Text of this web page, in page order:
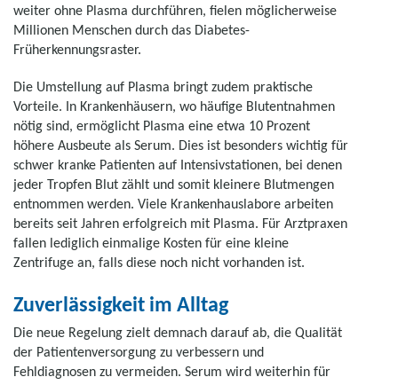
weiter ohne Plasma durchführen, fielen möglicherweise
Millionen Menschen durch das Diabetes-
Früherkennungsraster.
Die Umstellung auf Plasma bringt zudem praktische
Vorteile. In Krankenhäusern, wo häufige Blutentnahmen
nötig sind, ermöglicht Plasma eine etwa 10 Prozent
höhere Ausbeute als Serum. Dies ist besonders wichtig für
schwer kranke Patienten auf Intensivstationen, bei denen
jeder Tropfen Blut zählt und somit kleinere Blutmengen
entnommen werden. Viele Krankenhauslabore arbeiten
bereits seit Jahren erfolgreich mit Plasma. Für Arztpraxen
fallen lediglich einmalige Kosten für eine kleine
Zentrifuge an, falls diese noch nicht vorhanden ist.
Zuverlässigkeit im Alltag
Die neue Regelung zielt demnach darauf ab, die Qualität
der Patientenversorgung zu verbessern und
Fehldiagnosen zu vermeiden. Serum wird weiterhin für